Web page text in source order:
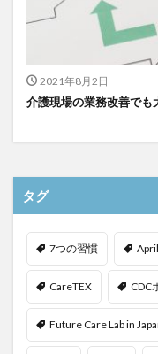
2021年8月2日
介護現場の業務改善でも
タグ
7つの習慣
CareTEX CDC
Future Care Lab in